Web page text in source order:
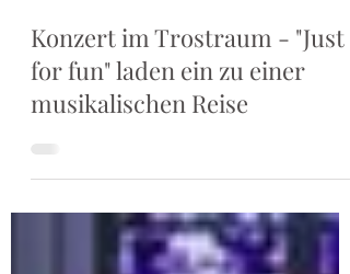
Konzert im Trostraum - "Just
for fun" laden ein zu einer
musikalischen Reise